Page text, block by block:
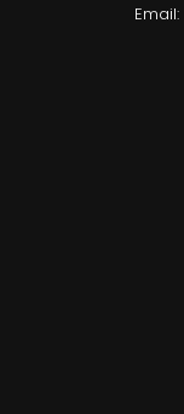
Email: